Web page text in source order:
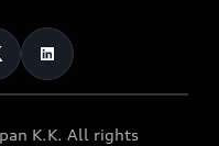
K.K. All rights